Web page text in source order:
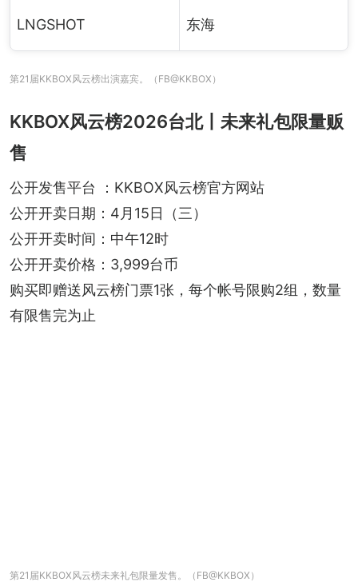
LNGSHOT 东海
第21届KKBOX风云榜出演嘉宾。（FB@KKBOX）
KKBOX风云榜2026台北丨未来礼包限量贩
售
公开发售平台 ：KKBOX风云榜官方网站
公开开卖日期：4月15日（三）
公开开卖时间：中午12时
公开开卖价格：3,999台币
购买即赠送风云榜门票1张，每个帐号限购2组，数量
有限售完为止
第21届KKBOX风云榜未来礼包限量发售。（FB@KKBOX）